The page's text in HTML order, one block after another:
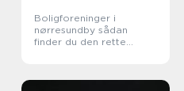
Boligforeninger i
nørresundby sådan
finder du den rette